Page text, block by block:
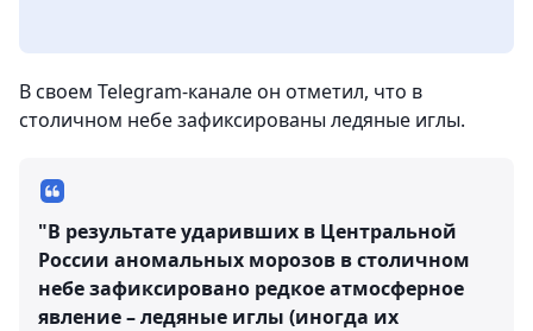
В своем Telegram-канале он отметил, что в
столичном небе зафиксированы ледяные иглы.
"В результате ударивших в Центральной
России аномальных морозов в столичном
небе зафиксировано редкое атмосферное
явление – ледяные иглы (иногда их